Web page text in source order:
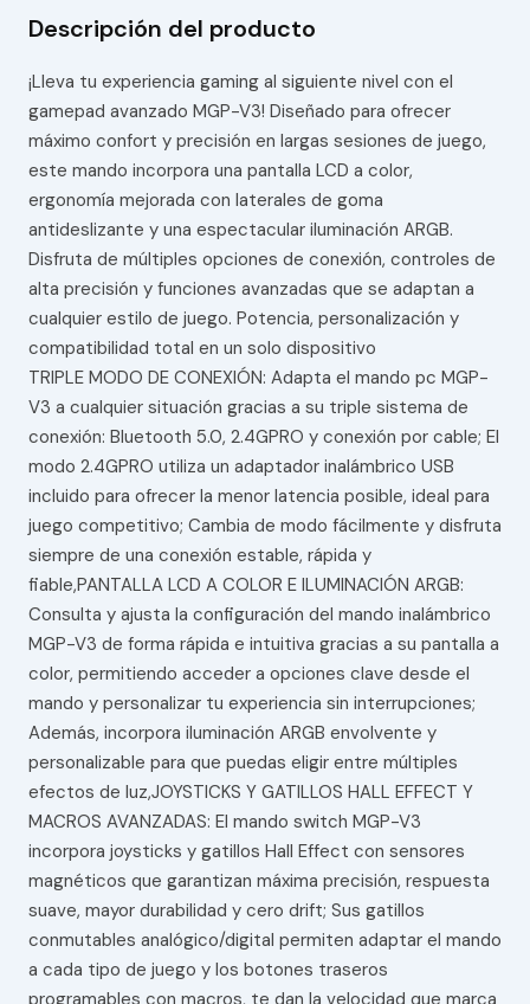
Descripción del producto
¡Lleva tu experiencia gaming al siguiente nivel con el
gamepad avanzado MGP-V3! Diseñado para ofrecer
máximo confort y precisión en largas sesiones de juego,
este mando incorpora una pantalla LCD a color,
ergonomía mejorada con laterales de goma
antideslizante y una espectacular iluminación ARGB.
Disfruta de múltiples opciones de conexión, controles de
alta precisión y funciones avanzadas que se adaptan a
cualquier estilo de juego. Potencia, personalización y
compatibilidad total en un solo dispositivo
TRIPLE MODO DE CONEXIÓN: Adapta el mando pc MGP-
V3 a cualquier situación gracias a su triple sistema de
conexión: Bluetooth 5.0, 2.4GPRO y conexión por cable; El
modo 2.4GPRO utiliza un adaptador inalámbrico USB
incluido para ofrecer la menor latencia posible, ideal para
juego competitivo; Cambia de modo fácilmente y disfruta
siempre de una conexión estable, rápida y
fiable,PANTALLA LCD A COLOR E ILUMINACIÓN ARGB:
Consulta y ajusta la configuración del mando inalámbrico
MGP-V3 de forma rápida e intuitiva gracias a su pantalla a
color, permitiendo acceder a opciones clave desde el
mando y personalizar tu experiencia sin interrupciones;
Además, incorpora iluminación ARGB envolvente y
personalizable para que puedas eligir entre múltiples
efectos de luz,JOYSTICKS Y GATILLOS HALL EFFECT Y
MACROS AVANZADAS: El mando switch MGP-V3
incorpora joysticks y gatillos Hall Effect con sensores
magnéticos que garantizan máxima precisión, respuesta
suave, mayor durabilidad y cero drift; Sus gatillos
conmutables analógico/digital permiten adaptar el mando
a cada tipo de juego y los botones traseros
programables con macros, te dan la velocidad que marca